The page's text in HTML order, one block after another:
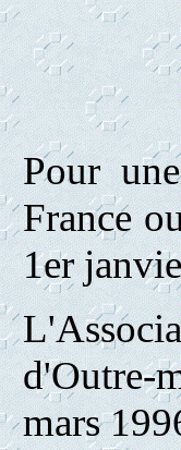
Pour
France
1er
d'Outre-
mars